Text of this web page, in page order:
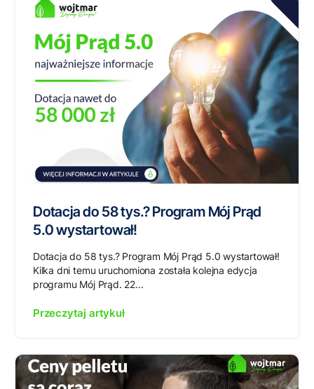
Dotacja do 58 tys.? Program Mój Prąd
5.0 wystartował!
Dotacja do 58 tys.? Program Mój Prąd 5.0 wystartował!
Kilka dni temu uruchomiona została kolejna edycja
programu Mój Prąd. 22...
Przeczytaj artykuł